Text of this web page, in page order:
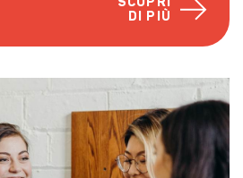
SCOPRI
DI PIÙ